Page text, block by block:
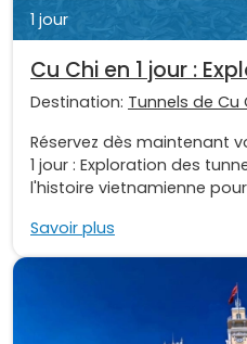
1 jour
Cu Chi en 1 jour :
Destination: Tunnels de Cu
Réservez dès maintenant
1 jour : Exploration des
l'histoire vietnamienne
Savoir plus